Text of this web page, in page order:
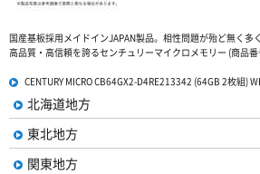
国産基板採用メイドインJAPAN製品。相性問題が殆ど無く多
高品質・高信頼を誇るセンチュリーマイクロメモリー (商品
CENTURY MICRO CB64GX2-D4RE213342 (64GB 2枚組)
北海道地方
東北地方
関東地方